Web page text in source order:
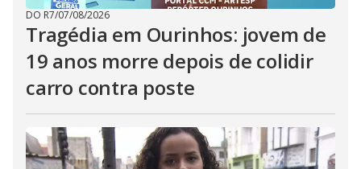
DO R7/07/08/2026
Tragédia em Ourinhos: jovem de
19 anos morre depois de colidir
carro contra poste